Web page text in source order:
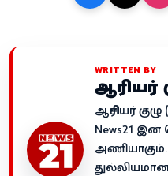
WRITTEN BY
ஆசிரியர்
ஆசிரியர்
News21
அணியாகும்.